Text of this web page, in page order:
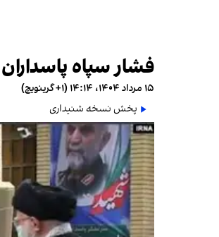
فشار سپاه
۱۵ مرداد ۱۴۰۴، ۱۴:۱۴ (‎+۱ گرینویچ)
پخش نسخه شنیداری